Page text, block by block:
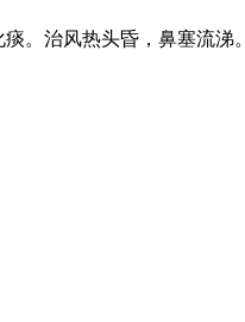
。治风热头昏，鼻塞流涕。